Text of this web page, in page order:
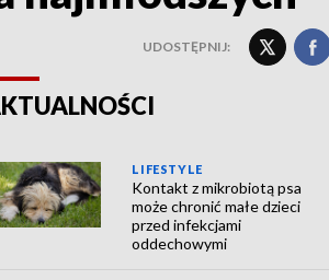
UDOSTĘPNIJ:
LIFESTYLE
Kontakt z mikrobiotą psa
może chronić małe dzieci
przed infekcjami
oddechowymi